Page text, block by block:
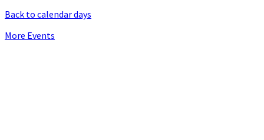
Back to calendar days
More Events